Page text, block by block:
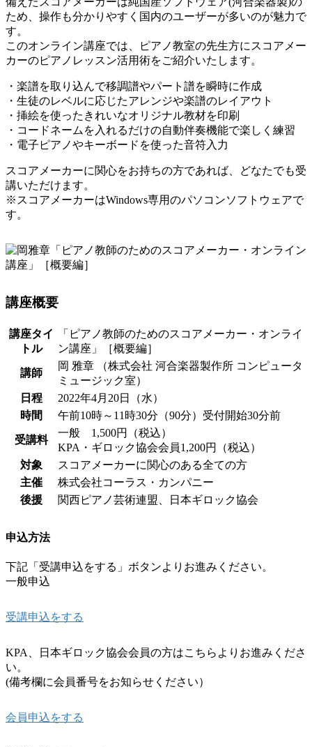
ため、操作も分かりやすく国内のユーザーが多いのが魅力で
す。
このオンライン講座では、ピアノ教室の先生方にスコアメー
カーのピアノレッスン活用術をご紹介いたします。
・楽譜を取り込んで移調譜やパート譜を瞬時に作成
・生徒のレベルに応じたアレンジや楽譜のレイアウト
・挿絵を使ったきれいなオリジナル教材を印刷
・コードネームを入れるだけの自動伴奏機能で楽しく練習
・電子ピアノやキーボードを使った音符入力
スコアメーカーに関心をお持ちの方であれば、どなたでも受
講いただけます。
※スコアメーカーはWindows専用のパソコンソフトウェアで
す。
講座概要
講座タイ
トル
「ピアノ教師のためのスコアメーカー・オンライ
ン講座」［概要編］
講師
岡 雅章 （株式会社 河合楽器製作所 コンピュータ
ミュージック室）
日程
2022年4月20日（水）
時間
午前10時～11時30分（90分）受付開始30分前
受講料
一般 1,500円（税込）
KPA・ギロック協会会員1,200円（税込）
対象
スコアメーカーに関心のある全ての方
主催
株式会社コーラス・カンパニー
後援
関西ピアノ芸術連盟、日本ギロック協会
申込方法
下記「受講申込をする」ボタンよりお進みください。
一般申込
受講申込をする
KPA、日本ギロック協会会員の方はこちらよりお進みくださ
い。
(備考欄に会員番号をお知らせください）
会員申込をする